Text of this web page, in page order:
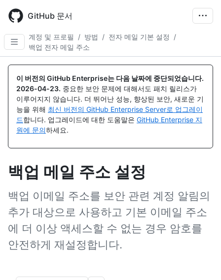
main
content
GitHub 문서
계정 및 프로필 / 방법 / 전자 메일 기본 설정
/
백업 전자 메일 주소
이 버전의 GitHub Enterprise는 다음 날짜에 중단되었습니다.
2026-04-23. 중요한 보안 문제에 대해서도 패치 릴리스가
이루어지지 않습니다. 더 뛰어난 성능, 향상된 보안, 새로운 기
능을 위해 최신 버전의 GitHub Enterprise Server로 업그레이
드합니다. 업그레이드에 대한 도움말은 GitHub Enterprise 지
원에 문의하세요.
백업 메일 주소 설정
백업 이메일 주소를 보안 관련 계정 알림의
추가 대상으로 사용하고 기본 이메일 주소
에 더 이상 액세스할 수 없는 경우 암호를
안전하게 재설정합니다.